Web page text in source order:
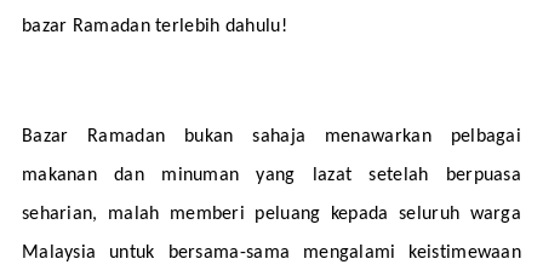
bazar Ramadan terlebih dahulu!
Bazar Ramadan bukan sahaja menawarkan pelbagai
makanan dan minuman yang lazat setelah berpuasa
seharian, malah memberi peluang kepada seluruh warga
Malaysia untuk bersama-sama mengalami keistimewaan